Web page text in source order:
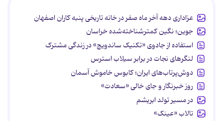
عزاداری دهه آخر ماه صفر در خانه تاریخی پنبه کاران اصفهان
جوین؛ نگین کمترشناخته‌شده خراسان
استفاده از جادوی «تکنیک ساندویچ» در زندگی مشترک
لنگرهای نجات در برابر سیلاب استرس
دوش‌پرتاب‌های ایران؛ کابوس خاموش آسمان
روز خبرنگار و جای خالی «سعادت»
در مسیر تولد ابریشم
تالاب «عینک»